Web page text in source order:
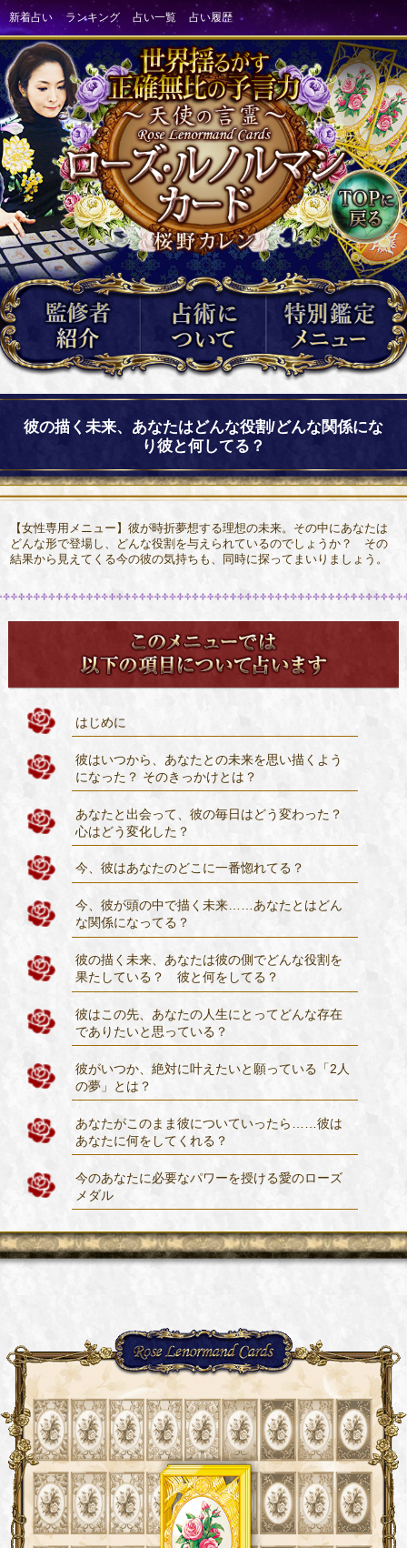
彼の描く未来、あなたはどんな役割/どんな関係にな
り彼と何してる？
【女性専用メニュー】彼が時折夢想する理想の未来。その中にあなたは
どんな形で登場し、どんな役割を与えられているのでしょうか？ その
結果から見えてくる今の彼の気持ちも、同時に探ってまいりましょう。
はじめに
彼はいつから、あなたとの未来を思い描くよう
になった？ そのきっかけとは？
あなたと出会って、彼の毎日はどう変わった？
心はどう変化した？
今、彼はあなたのどこに一番惚れてる？
今、彼が頭の中で描く未来……あなたとはどん
な関係になってる？
彼の描く未来、あなたは彼の側でどんな役割を
果たしている？ 彼と何をしてる？
彼はこの先、あなたの人生にとってどんな存在
でありたいと思っている？
彼がいつか、絶対に叶えたいと願っている「2人
の夢」とは？
あなたがこのまま彼についていったら……彼は
あなたに何をしてくれる？
今のあなたに必要なパワーを授ける愛のローズ
メダル